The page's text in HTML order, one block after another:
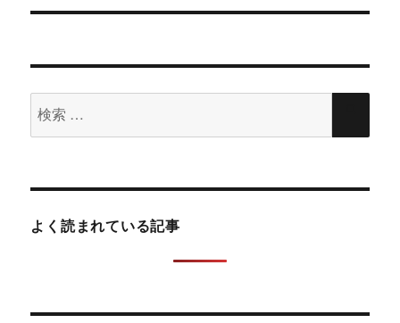
索
よく読まれている記事